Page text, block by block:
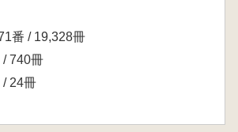
番 / 19,328冊
/ 740冊
/ 24冊